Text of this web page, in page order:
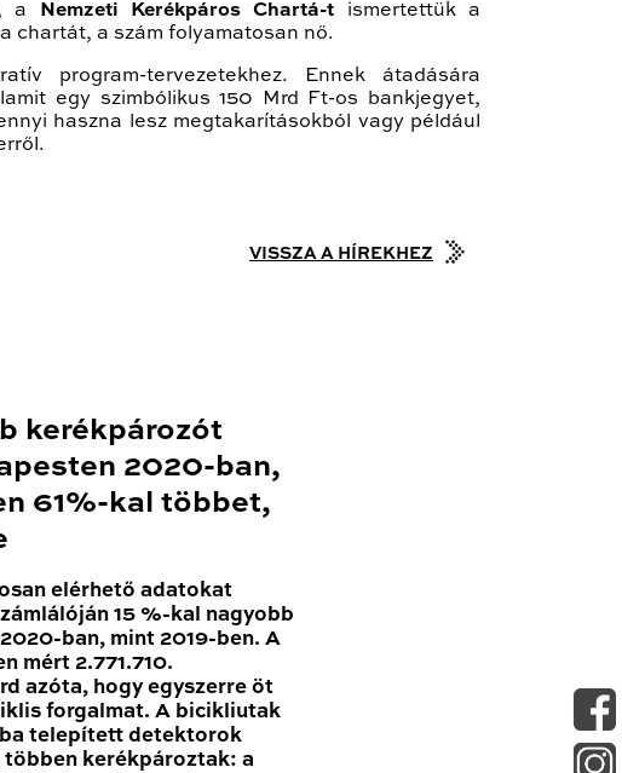
a Nemzeti Kerékpáros Chartá-t ismertettük a
chartát, a szám folyamatosan nő.
program-tervezetekhez. Ennek átadására
egy szimbólikus 150 Mrd Ft-os bankjegyet,
haszna lesz megtakarításokból vagy például
VISSZA A HÍREKHEZ
kerékpározót
2020-ban,
61%-kal többet,
elérhető adatokat
15 %-kal nagyobb
ban, mint 2019-ben. A
mért 2.771.710.
azóta, hogy egyszerre öt
forgalmat. A bicikliutak
telepített detektorok
kerékpároztak: a